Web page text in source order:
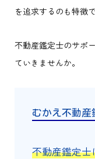
を追求するのも特徴で
不動産鑑定士のサポ
ていきませんか。
むかえ不動産
不動産鑑定